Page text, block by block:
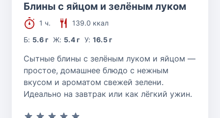
Блины с яйцом и зелёным луком
1 ч.
139.0 ккал
Б: 5.6 г Ж: 5.4 г У: 16.5 г
Сытные блины с зелёным луком и яйцом —
простое, домашнее блюдо с нежным
вкусом и ароматом свежей зелени.
Идеально на завтрак или как лёгкий ужин.